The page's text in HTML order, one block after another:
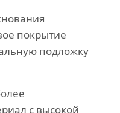
покрытие
подложку
с высокой